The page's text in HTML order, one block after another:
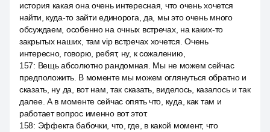
история какая она очень интересная, что очень хочется
найти, куда-то зайти единорога, да, мы это очень много
обсуждаем, особенно на очных встречах, на каких-то
закрытых наших, там vip встречах хочется. Очень
интересно, говорю, ребят, ну, к сожалению,
157: Вещь абсолютно рандомная. Мы не можем сейчас
предположить. В моменте мы можем оглянуться обратно и
сказать, ну да, вот нам, так сказать, виделось, казалось и так
далее. А в моменте сейчас опять что, куда, как там и
работает вопрос именно вот этот.
158: Эффекта бабочки, что, где, в какой момент, что